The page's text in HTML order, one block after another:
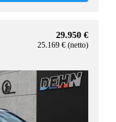
29.950 €
25.169 € (netto)